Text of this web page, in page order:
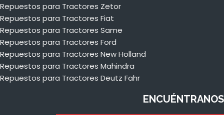
Repuestos para Tractores Zetor
Repuestos para Tractores Fiat
Repuestos para Tractores Same
Repuestos para Tractores Ford
Repuestos para Tractores New Holland
Repuestos para Tractores Mahindra
Repuestos para Tractores Deutz Fahr
ENCUÉNTRANOS